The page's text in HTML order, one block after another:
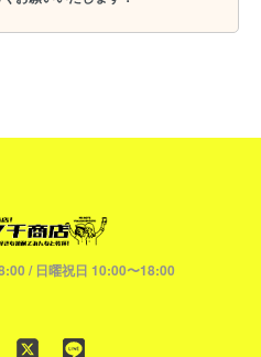
/ 日曜祝日 10:00〜18:00